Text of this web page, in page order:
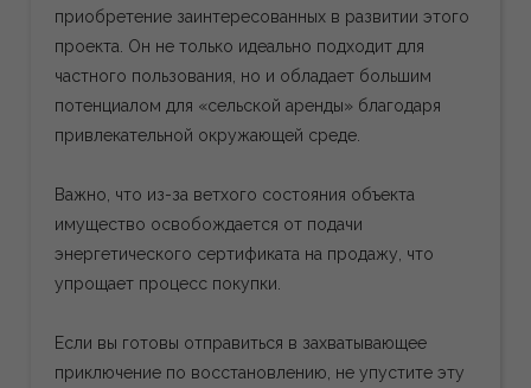
приобретение заинтересованных в развитии этого
проекта. Он не только идеально подходит для
частного пользования, но и обладает большим
потенциалом для «сельской аренды» благодаря
привлекательной окружающей среде.
Важно, что из-за ветхого состояния объекта
имущество освобождается от подачи
энергетического сертификата на продажу, что
упрощает процесс покупки.
Если вы готовы отправиться в захватывающее
приключение по восстановлению, не упустите эту